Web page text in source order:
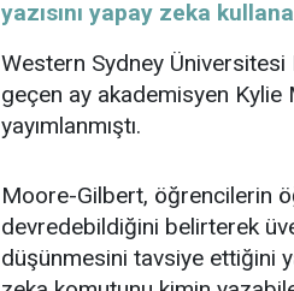
yazısını yapay zeka
Western Sydney Üniversitesi
geçen ay akademisyen Kylie
yayımlanmıştı.
Moore-Gilbert, öğrencilerin
devredebildiğini belirterek
düşünmesini tavsiye ettiğini